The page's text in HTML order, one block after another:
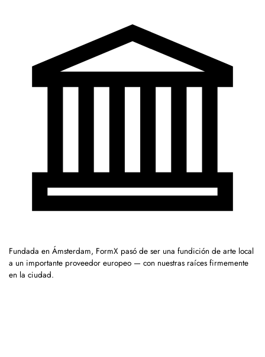
Fundada en Ámsterdam, FormX pasó de ser una fundición de arte local
a un importante proveedor europeo — con nuestras raíces firmemente
en la ciudad.